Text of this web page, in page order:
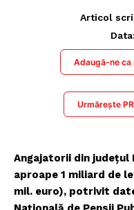
Articol
Data:
Adaugă-ne ca
Urmărește
Angajatorii din judeţul
aproape 1 miliard de
mil. euro), potrivit